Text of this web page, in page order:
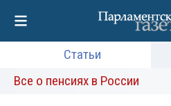
Статьи
Все о пенсиях в России